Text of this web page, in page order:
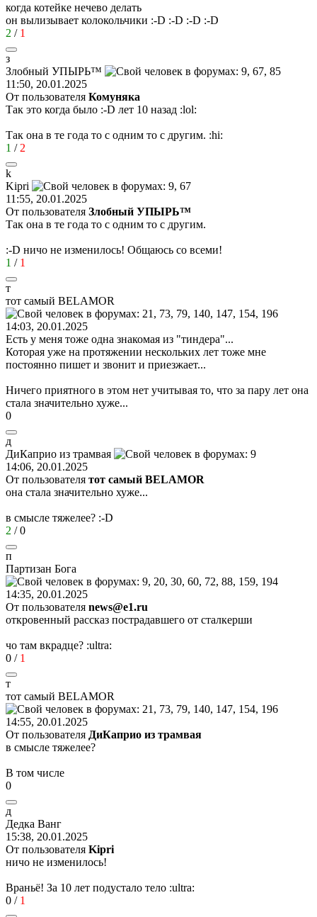
когда котейке нечево делать
он вылизывает колокольчики :-D :-D :-D :-D
2 / 1
з
Злобный УПЫРЬ™
11:50, 20.01.2025
От пользователя Комуняка
Так это когда было :-D лет 10 назад :lol:
Так она в те года то с одним то с другим. :hi:
1 / 2
k
Kipri
11:55, 20.01.2025
От пользователя Злобный УПЫРЬ™
Так она в те года то с одним то с другим.
:-D ничо не изменилось! Общаюсь со всеми!
1 / 1
т
тот самый BELAMOR
14:03, 20.01.2025
Есть у меня тоже одна знакомая из "тиндера"...
Которая уже на протяжении нескольких лет тоже мне
постоянно пишет и звонит и приезжает...
Ничего приятного в этом нет учитывая то, что за пару лет она
стала значительно хуже...
0
д
ДиКаприо из трамвая
14:06, 20.01.2025
От пользователя тот самый BELAMOR
она стала значительно хуже...
в смысле тяжелее? :-D
2 /0
п
Партизан Бога
14:35, 20.01.2025
От пользователя news@e1.ru
откровенный рассказ пострадавшего от сталкерши
чо там вкрадце? :ultra:
0 / 1
т
тот самый BELAMOR
14:55, 20.01.2025
От пользователя ДиКаприо из трамвая
в смысле тяжелее?
В том числе
0
д
Дедка Ванг
15:38, 20.01.2025
От пользователя Kipri
ничо не изменилось!
Враньё! За 10 лет подустало тело :ultra:
0 / 1